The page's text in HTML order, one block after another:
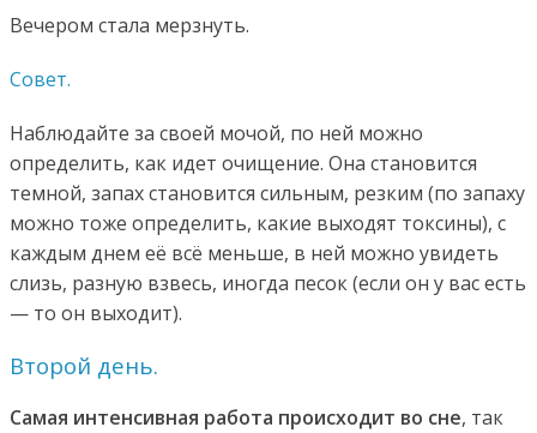
Вечером стала мерзнуть.
Совет.
Наблюдайте за своей мочой, по ней можно
определить, как идет очищение. Она становится
темной, запах становится сильным, резким (по запаху
можно тоже определить, какие выходят токсины), с
каждым днем её всё меньше, в ней можно увидеть
слизь, разную взвесь, иногда песок (если он у вас есть
— то он выходит).
Второй день.
Самая интенсивная работа происходит во сне, так